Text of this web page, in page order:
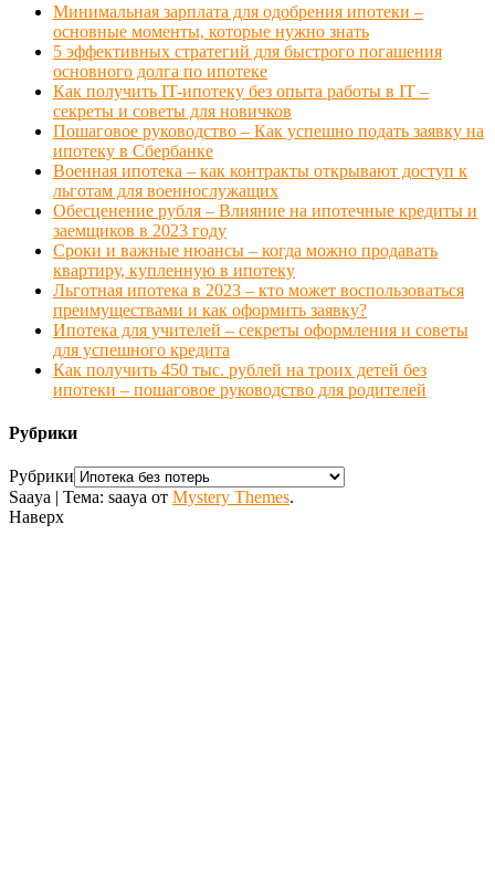
Минимальная зарплата для одобрения ипотеки –
основные моменты, которые нужно знать
5 эффективных стратегий для быстрого погашения
основного долга по ипотеке
Как получить IT-ипотеку без опыта работы в IT –
секреты и советы для новичков
Пошаговое руководство – Как успешно подать заявку на
ипотеку в Сбербанке
Военная ипотека – как контракты открывают доступ к
льготам для военнослужащих
Обесценение рубля – Влияние на ипотечные кредиты и
заемщиков в 2023 году
Сроки и важные нюансы – когда можно продавать
квартиру, купленную в ипотеку
Льготная ипотека в 2023 – кто может воспользоваться
преимуществами и как оформить заявку?
Ипотека для учителей – секреты оформления и советы
для успешного кредита
Как получить 450 тыс. рублей на троих детей без
ипотеки – пошаговое руководство для родителей
Рубрики
Рубрики
Saaya | Тема: saaya от Mystery Themes.
Наверх